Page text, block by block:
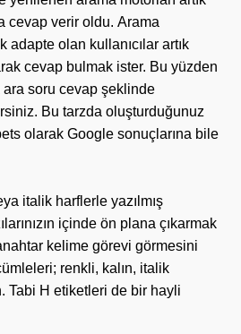
cevap verir oldu. Arama
adapte olan kullanıcılar artık
cevap bulmak ister. Bu yüzden
ara soru cevap şeklinde
Bu tarzda oluşturduğunuz
olarak Google sonuçlarına bile
italik harflerle yazılmış
içinde ön plana çıkarmak
kelime görevi görmesini
renkli, kalın, italik
Tabi H etiketleri de bir hayli